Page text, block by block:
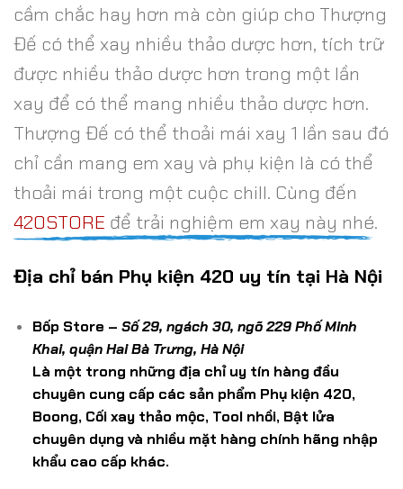
cầm chắc hay hơn mà còn giúp cho Thượng
Đế có thể xay nhiều thảo dược hơn, tích trữ
được nhiều thảo dược hơn trong một lần
xay để có thể mang nhiều thảo dược hơn.
Thượng Đế có thể thoải mái xay 1 lần sau đó
chỉ cần mang em xay và phụ kiện là có thể
thoải mái trong một cuộc chill. Cùng đến
420STORE để trải nghiệm em xay này nhé.
Địa chỉ bán Phụ kiện 420 uy tín tại Hà Nội
Bốp Store – Số 29, ngách 30, ngõ 229 Phố Minh
Khai, quận Hai Bà Trưng, Hà Nội
Là một trong những địa chỉ uy tín hàng đầu
chuyên cung cấp các sản phẩm Phụ kiện 420,
Boong, Cối xay thảo mộc, Tool nhồi, Bật lửa
chuyên dụng và nhiều mặt hàng chính hãng nhập
khẩu cao cấp khác.